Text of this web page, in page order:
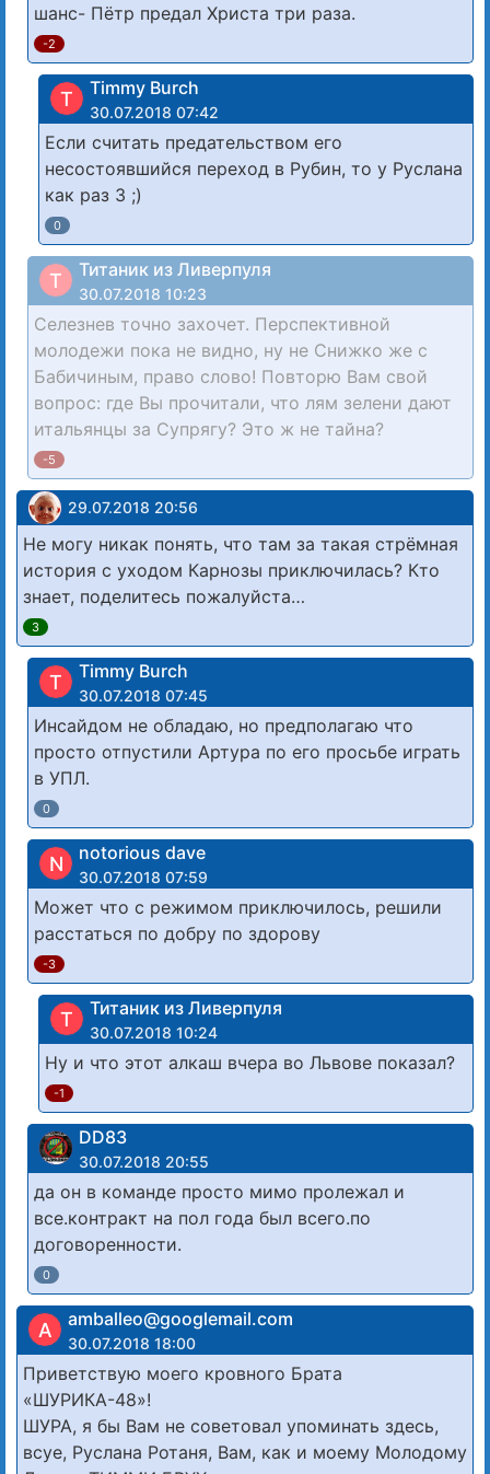
шанс- Пётр предал Христа три раза.
-2
T Timmy Burch
30.07.2018 07:42
Если считать предательством его
несостоявшийся переход в Рубин, то у Руслана
как раз 3 ;)
0
Т Титаник из Ливерпуля
30.07.2018 10:23
Селезнев точно захочет. Перспективной
молодежи пока не видно, ну не Снижко же с
Бабичиным, право слово! Повторю Вам свой
вопрос: где Вы прочитали, что лям зелени дают
итальянцы за Супрягу? Это ж не тайна?
-5
29.07.2018 20:56
Не могу никак понять, что там за такая стрёмная
история с уходом Карнозы приключилась? Кто
знает, поделитесь пожалуйста…
3
T Timmy Burch
30.07.2018 07:45
Инсайдом не обладаю, но предполагаю что
просто отпустили Артура по его просьбе играть
в УПЛ.
0
N notorious dave
30.07.2018 07:59
Может что с режимом приключилось, решили
расстаться по добру по здорову
-3
Т Титаник из Ливерпуля
30.07.2018 10:24
Ну и что этот алкаш вчера во Львове показал?
-1
DD83
30.07.2018 20:55
да он в команде просто мимо пролежал и
все.контракт на пол года был всего.по
договоренности.
0
A amballeo@googlemail.com
30.07.2018 18:00
Приветствую моего кровного Брата
«ШУРИКА-48»!
ШУРА, я бы Вам не советовал упоминать здесь,
всуе, Руслана Ротаня, Вам, как и моему Молодому